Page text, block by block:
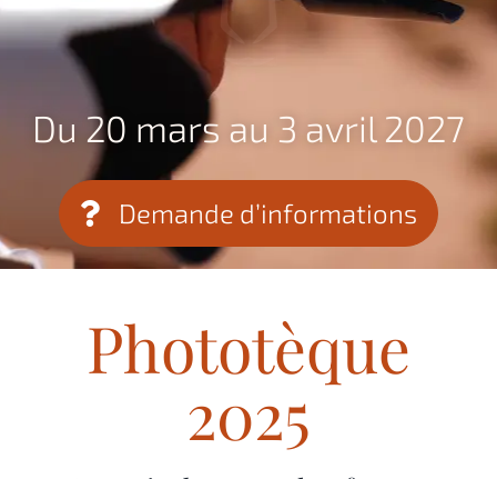
Du 20 mars au 3 avril 2027
Demande d’informations
Phototèque
2025